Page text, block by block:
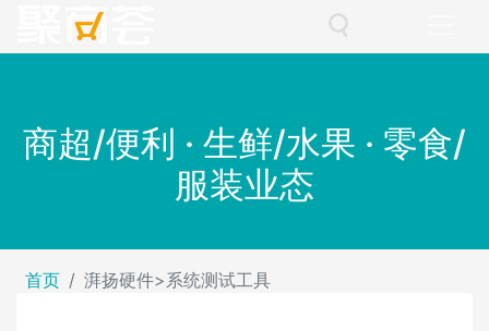
商超/便利 · 生鲜/水果 · 零食/
服装业态
首页 湃扬硬件>系统测试工具